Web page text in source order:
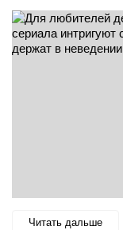
Читать дальше